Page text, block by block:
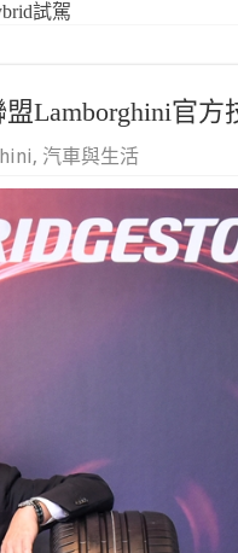
試駕
Prestige試駕
Lamborghini官方
, 汽車與生活